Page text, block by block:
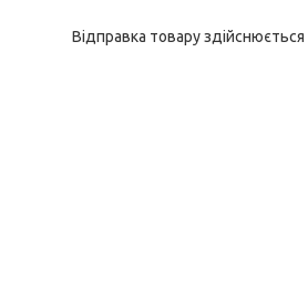
Відправка товару здійснюється